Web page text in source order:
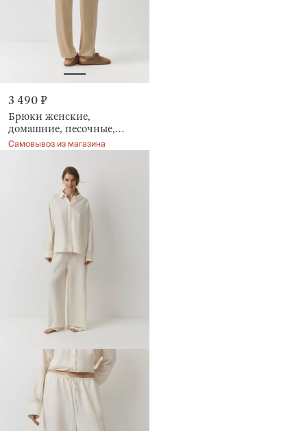
3 490 ₽
Брюки женские,
домашние, песочные,
Dilami
Самовывоз из магазина